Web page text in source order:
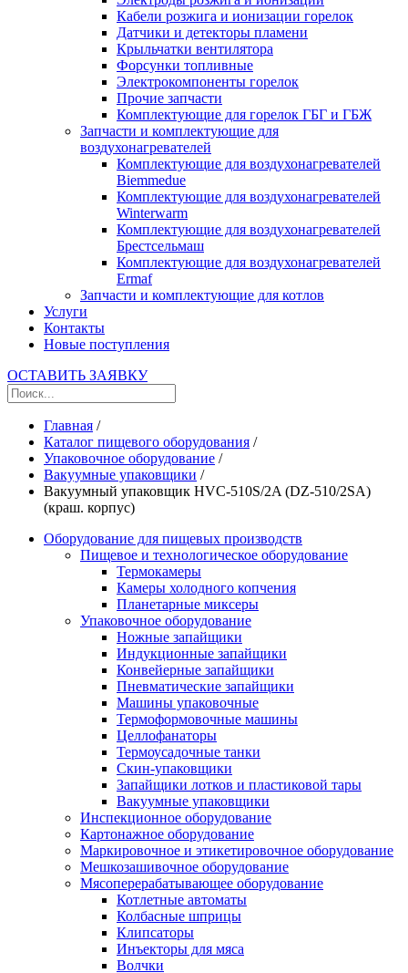
Кабели розжига и ионизации горелок
Датчики и детекторы пламени
Крыльчатки вентилятора
Форсунки топливные
Электрокомпоненты горелок
Прочие запчасти
Комплектующие для горелок ГБГ и ГБЖ
Запчасти и комплектующие для
воздухонагревателей
Комплектующие для воздухонагревателей
Biemmedue
Комплектующие для воздухонагревателей
Winterwarm
Комплектующие для воздухонагревателей
Брестсельмаш
Комплектующие для воздухонагревателей
Ermaf
Запчасти и комплектующие для котлов
Услуги
Контакты
Новые поступления
ОСТАВИТЬ ЗАЯВКУ
Главная /
Каталог пищевого оборудования /
Упаковочное оборудование /
Вакуумные упаковщики /
Вакуумный упаковщик HVC-510S/2A (DZ-510/2SA)
(краш. корпус)
Оборудование для пищевых производств
Пищевое и технологическое оборудование
Термокамеры
Камеры холодного копчения
Планетарные миксеры
Упаковочное оборудование
Ножные запайщики
Индукционные запайщики
Конвейерные запайщики
Пневматические запайщики
Машины упаковочные
Термоформовочные машины
Целлофанаторы
Термоусадочные танки
Скин-упаковщики
Запайщики лотков и пластиковой тары
Вакуумные упаковщики
Инспекционное оборудование
Картонажное оборудование
Маркировочное и этикетировочное оборудование
Мешкозашивочное оборудование
Мясоперерабатывающее оборудование
Котлетные автоматы
Колбасные шприцы
Клипсаторы
Инъекторы для мяса
Волчки